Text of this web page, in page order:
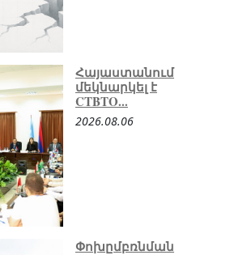
Հայաստանում
մեկնարկել է
CTBTO...
2026.08.06
Փոխըմբռնման